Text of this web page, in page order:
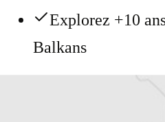
Explorez +10
Balkans